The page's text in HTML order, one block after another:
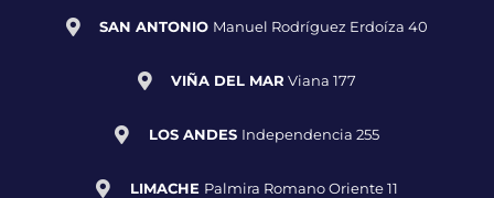
SAN ANTONIO Manuel Rodríguez Erdoíza 40
VIÑA DEL MAR Viana 177
LOS ANDES Independencia 255
LIMACHE Palmira Romano Oriente 11